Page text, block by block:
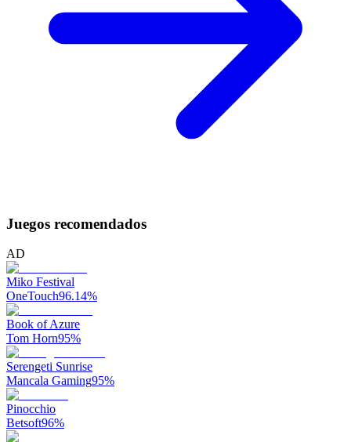
Juegos recomendados
AD
Miko Festival
OneTouch96.14%
Book of Azure
Tom Horn95%
Serengeti Sunrise
Mancala Gaming95%
Pinocchio
Betsoft96%